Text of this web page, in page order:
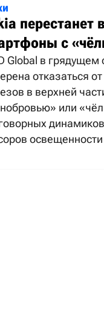
перестанет
с
Global в
отказаться
в верхней
или